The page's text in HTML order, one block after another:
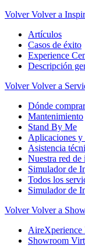
Volver Volver a
Artículos
Casos de éxito
Experience
Descripción
Volver Volver a
Dónde
Mantenimiento
Stand By Me
Aplicaciones y
Asistencia
Nuestra red de
Simulador de
Todos los
Simulador de
Volver Volver a
AireXperience
Showroom